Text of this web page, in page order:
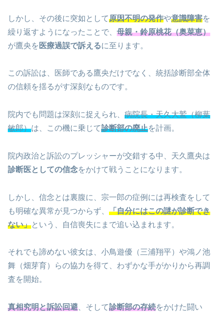
しかし、その後に突如として原因不明の発作や意識障害を
繰り返すようになったことで、 母親・鈴原桃花（奥菜恵）
が鷹央を 医療過誤で訴えるに至ります。
この訴訟は、医師である鷹央だけでなく、統括診断部全体
の信頼を揺るがす深刻なものです。
院内でも問題は深刻に捉えられ、 病院長・天久大鷲（柳葉
敏郎）は、この機に乗じて診断部の廃止を計画。
院内政治と訴訟のプレッシャーが交錯する中、天久鷹央は
診断医としての信念をかけて戦うことになります。
しかし、信念とは裏腹に、宗一郎の症例には再検査をして
も明確な異常が見つからず、 「自分にはこの謎が診断でき
ない」という、自信喪失にまで追い込まれます。
それでも諦めない彼女は、小鳥遊優（三浦翔平）や鴻ノ池
舞（畑芽育）らの協力を得て、わずかな手がかりから再調
査を開始。
真相究明と訴訟回避 、そして診断部の存続をかけた闘い